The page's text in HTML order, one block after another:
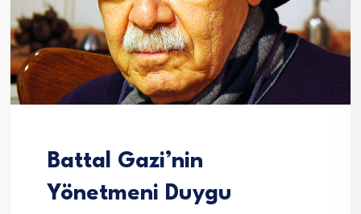
Battal Gazi’nin
Yönetmeni Duygu